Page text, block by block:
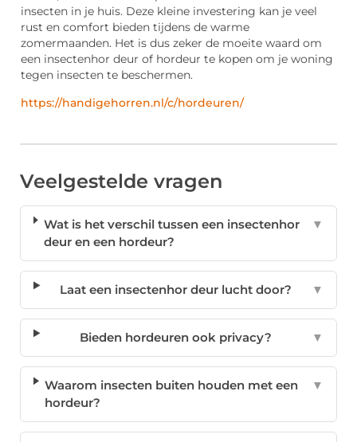
insecten in je huis. Deze kleine investering kan je veel
rust en comfort bieden tijdens de warme
zomermaanden. Het is dus zeker de moeite waard om
een insectenhor deur of hordeur te kopen om je woning
tegen insecten te beschermen.
https://handigehorren.nl/c/hordeuren/
Veelgestelde vragen
Wat is het verschil tussen een insectenhor
deur en een hordeur?
▼
Laat een insectenhor deur lucht door? ▼
Bieden hordeuren ook privacy? ▼
Waarom insecten buiten houden met een
hordeur?
▼